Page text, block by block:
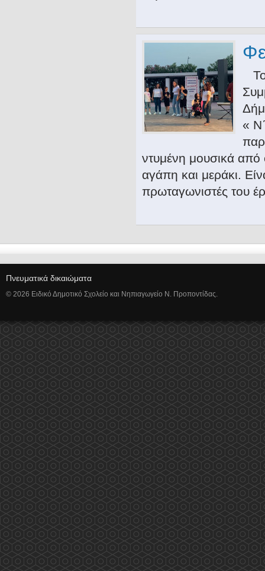
Το
«
ντυμένη μουσικά από
αγάπη και μεράκι.
πρωταγωνιστές του
Πνευματικά δικαιώματα
© 2026 Ειδικό Δημοτικό Σχολείο και Νηπιαγωγείο Ν. Προποντίδας.